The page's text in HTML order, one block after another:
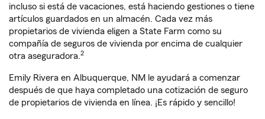
incluso si está de vacaciones, está haciendo gestiones o tiene
artículos guardados en un almacén. Cada vez más
propietarios de vivienda eligen a State Farm como su
compañía de seguros de vivienda por encima de cualquier
otra aseguradora.2
Emily Rivera en Albuquerque, NM le ayudará a comenzar
después de que haya completado una cotización de seguro
de propietarios de vivienda en línea. ¡Es rápido y sencillo!